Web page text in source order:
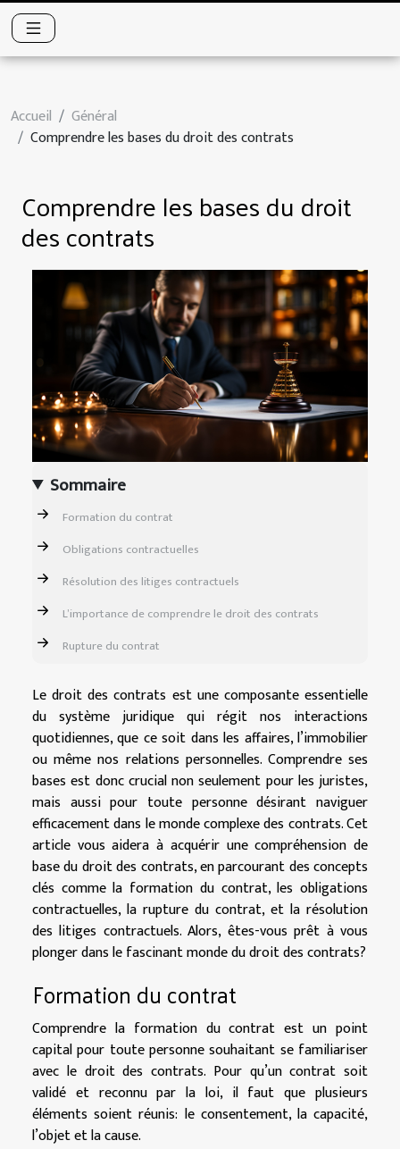
Accueil
Général
Comprendre les bases du droit des contrats
Comprendre les bases du droit
des contrats
Sommaire
Formation du contrat
Obligations contractuelles
Résolution des litiges contractuels
L’importance de comprendre le droit des contrats
Rupture du contrat
Le droit des contrats est une composante essentielle
du système juridique qui régit nos interactions
quotidiennes, que ce soit dans les affaires, l’immobilier
ou même nos relations personnelles. Comprendre ses
bases est donc crucial non seulement pour les juristes,
mais aussi pour toute personne désirant naviguer
efficacement dans le monde complexe des contrats. Cet
article vous aidera à acquérir une compréhension de
base du droit des contrats, en parcourant des concepts
clés comme la formation du contrat, les obligations
contractuelles, la rupture du contrat, et la résolution
des litiges contractuels. Alors, êtes-vous prêt à vous
plonger dans le fascinant monde du droit des contrats?
Formation du contrat
Comprendre la formation du contrat est un point
capital pour toute personne souhaitant se familiariser
avec le droit des contrats. Pour qu’un contrat soit
validé et reconnu par la loi, il faut que plusieurs
éléments soient réunis: le consentement, la capacité,
l’objet et la cause.